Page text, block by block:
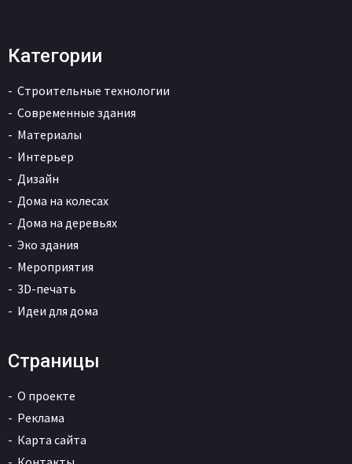
Категории
Строительные технологии
Современные здания
Материалы
Интерьер
Дизайн
Дома на колесах
Дома на деревьях
Эко здания
Мероприятия
3D-печать
Идеи для дома
Страницы
О проекте
Реклама
Карта сайта